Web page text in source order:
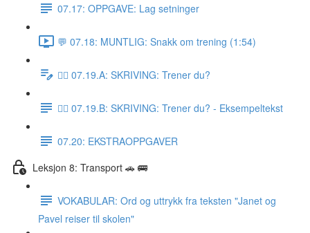
07.17: OPPGAVE: Lag setninger
💬 07.18: MUNTLIG: Snakk om trening (1:54)
✍🏼 07.19.A: SKRIVING: Trener du?
✍🏼 07.19.B: SKRIVING: Trener du? - Eksempeltekst
07.20: EKSTRAOPPGAVER
Leksjon 8: Transport 🚗 🚌
VOKABULAR: Ord og uttrykk fra teksten "Janet og
Pavel reiser til skolen"